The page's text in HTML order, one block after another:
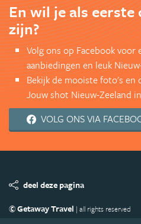
En wil je als
zijn?
Volg ons op Facebook voor
aanbiedingen en leuk
Bekijk de mooiste foto's en
Jouw shot Nieuw-Zeeland
VOLG ONS VIA
deel deze pagina
© Getaway Travel | all rights reserved